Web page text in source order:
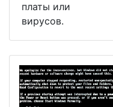
платы или
вирусов.